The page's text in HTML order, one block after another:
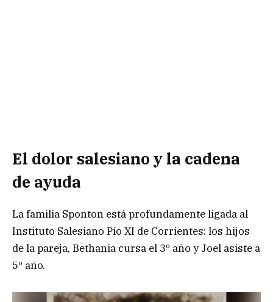
El dolor salesiano y la cadena
de ayuda
La familia Sponton está profundamente ligada al
Instituto Salesiano Pío XI de Corrientes: los hijos
de la pareja, Bethania cursa el 3º año y Joel asiste a
5º año.